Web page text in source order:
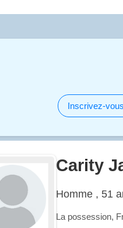
Inscrivez-
Carity
Homme , 51
La possession,